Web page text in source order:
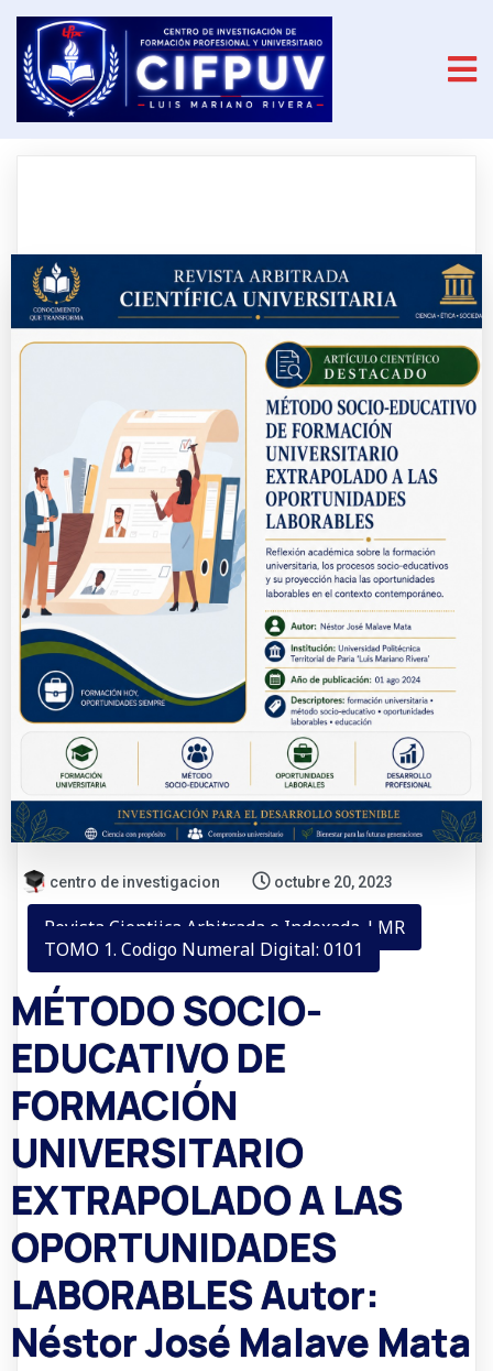
centro de investigacion octubre 20, 2023
Revista Cientiica Arbitrada e Indexada. LMR
TOMO 1. Codigo Numeral Digital: 0101
MÉTODO SOCIO-
EDUCATIVO DE
FORMACIÓN
UNIVERSITARIO
EXTRAPOLADO A LAS
OPORTUNIDADES
LABORABLES Autor:
Néstor José Malave Mata